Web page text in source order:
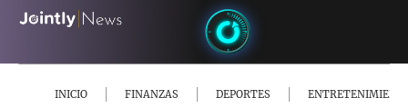
INICIO FINANZAS DEPORTES